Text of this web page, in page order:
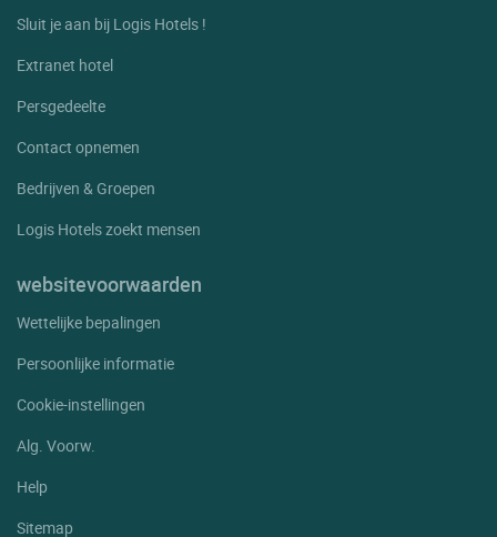
Sluit je aan bij Logis Hotels !
Extranet hotel
Persgedeelte
Contact opnemen
Bedrijven & Groepen
Logis Hotels zoekt mensen
websitevoorwaarden
Wettelijke bepalingen
Persoonlijke informatie
Cookie-instellingen
Alg. Voorw.
Help
Sitemap